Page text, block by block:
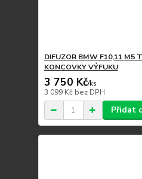
DIFUZOR BMW F10,11 M5
KONCOVKY VÝFUKU
3 750 Kč/ks
3 099 Kč bez DPH
Přidat